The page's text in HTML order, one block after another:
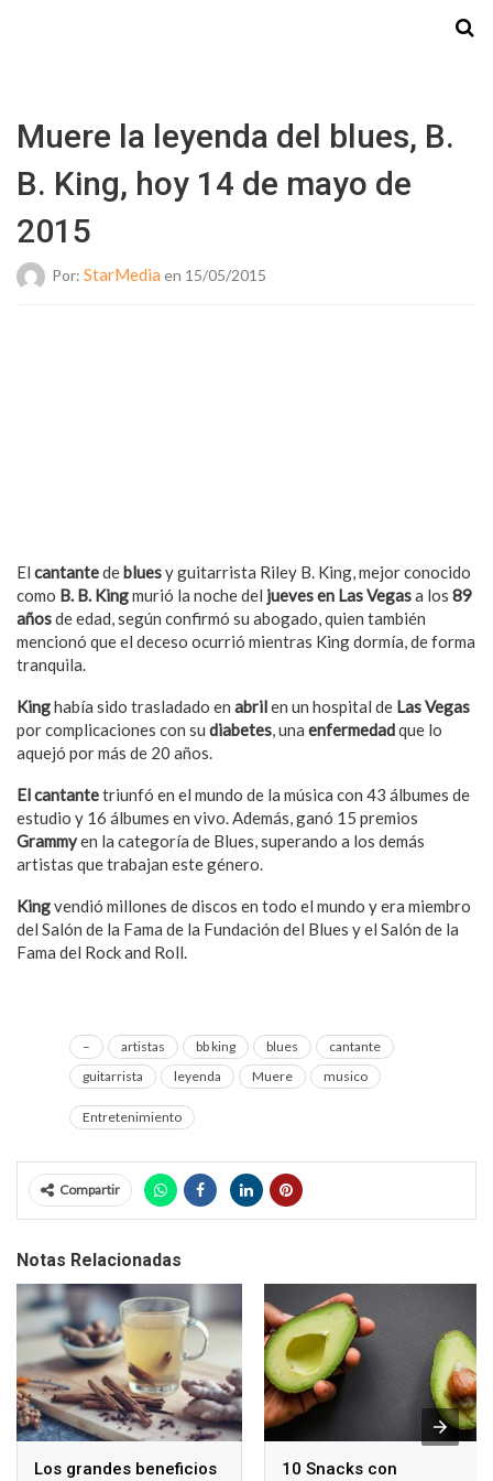
Muere la leyenda del blues, B.
B. King, hoy 14 de mayo de
2015
Por: StarMedia en 15/05/2015
El cantantedebluesy guitarrista Riley B. King, mejor conocido
como B. B. Kingmurió la noche del jueves en Las Vegasa los 89
añosde edad, según confirmó su abogado, quien también
mencionó que el deceso ocurrió mientras King dormía, de forma
tranquila.
Kinghabía sido trasladado en abrilen un hospital de Las Vegas
por complicaciones con su diabetes, una enfermedadque lo
aquejó por más de 20 años.
El cantantetriunfó en el mundo de la música con 43 álbumes de
estudio y 16 álbumes en vivo. Además, ganó 15 premios
Grammyen la categoría de Blues, superando a los demás
artistas que trabajan este género.
Kingvendió millones de discos en todo el mundo y era miembro
del Salón de la Fama de la Fundación del Blues y el Salón de la
Fama del Rock and Roll.
– artistas bb king blues
cantante
guitarrista
leyenda Muere musico
Entretenimiento
Compartir
Notas Relacionadas
Los grandes beneficios 10 Snacks con